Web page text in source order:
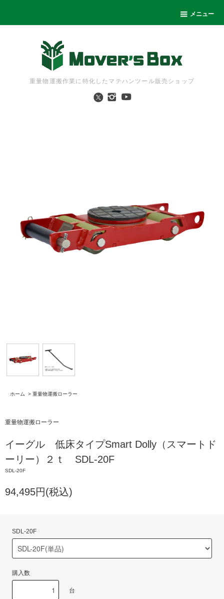
メニュー
重量物運搬作業に特化したマテハンツール販売ショップ
ホーム > 重量物運搬ローラー
重量物運搬ローラー
イーグル 低床タイプSmart Dolly（スマートド
ーリー）２ｔ SDL-20F
SDL-20F
94,495円(税込)
SDL-20F
購入数
台